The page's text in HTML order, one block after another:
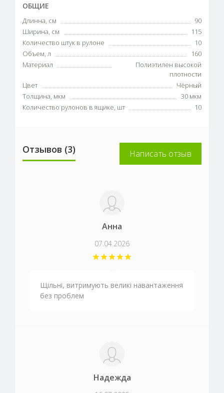
ОБЩИЕ
Длинна, см
90
Ширина, см
115
Количество штук в рулоне
10
Объем, л
160
Материал
Полиэтилен высокой
плотности
Цвет
Чёрный
Толщина, мкм
30 мкм
Количество рулонов в ящике, шт
10
Отзывов (3) Написать отзыв
Анна
07.04.2026
Щільні, витримують великі навантаження
без проблем
Надежда